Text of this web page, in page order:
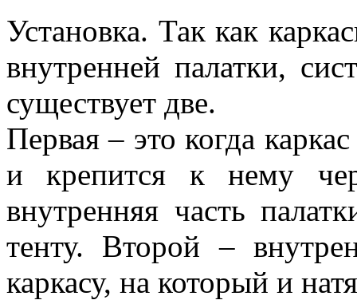
Установка. Так как
внутренней палатки,
существует две.
Первая – это когда
и крепится к нему
внутренняя часть
тенту. Второй –
каркасу, на который и